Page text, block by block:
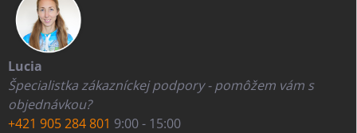
Lucia
Špecialistka zákazníckej podpory - pomôžem vám s
objednávkou?
+421 905 284 801 9:00 - 15:00